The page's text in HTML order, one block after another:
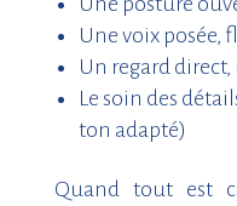
Une voix posée,
Un regard
Le soin des
ton adapté)
Quand tout est